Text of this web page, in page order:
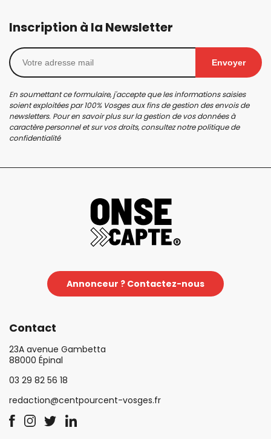
Inscription à la Newsletter
Envoyer
En soumettant ce formulaire, j'accepte que les informations saisies
soient exploitées par 100% Vosges aux fins de gestion des envois de
newsletters. Pour en savoir plus sur la gestion de vos données à
caractère personnel et sur vos droits, consultez notrepolitique de
confidentialité
Annonceur ? Contactez-nous
Contact
23A avenue Gambetta
88000 Épinal
03 29 82 56 18
redaction@centpourcent-vosges.fr